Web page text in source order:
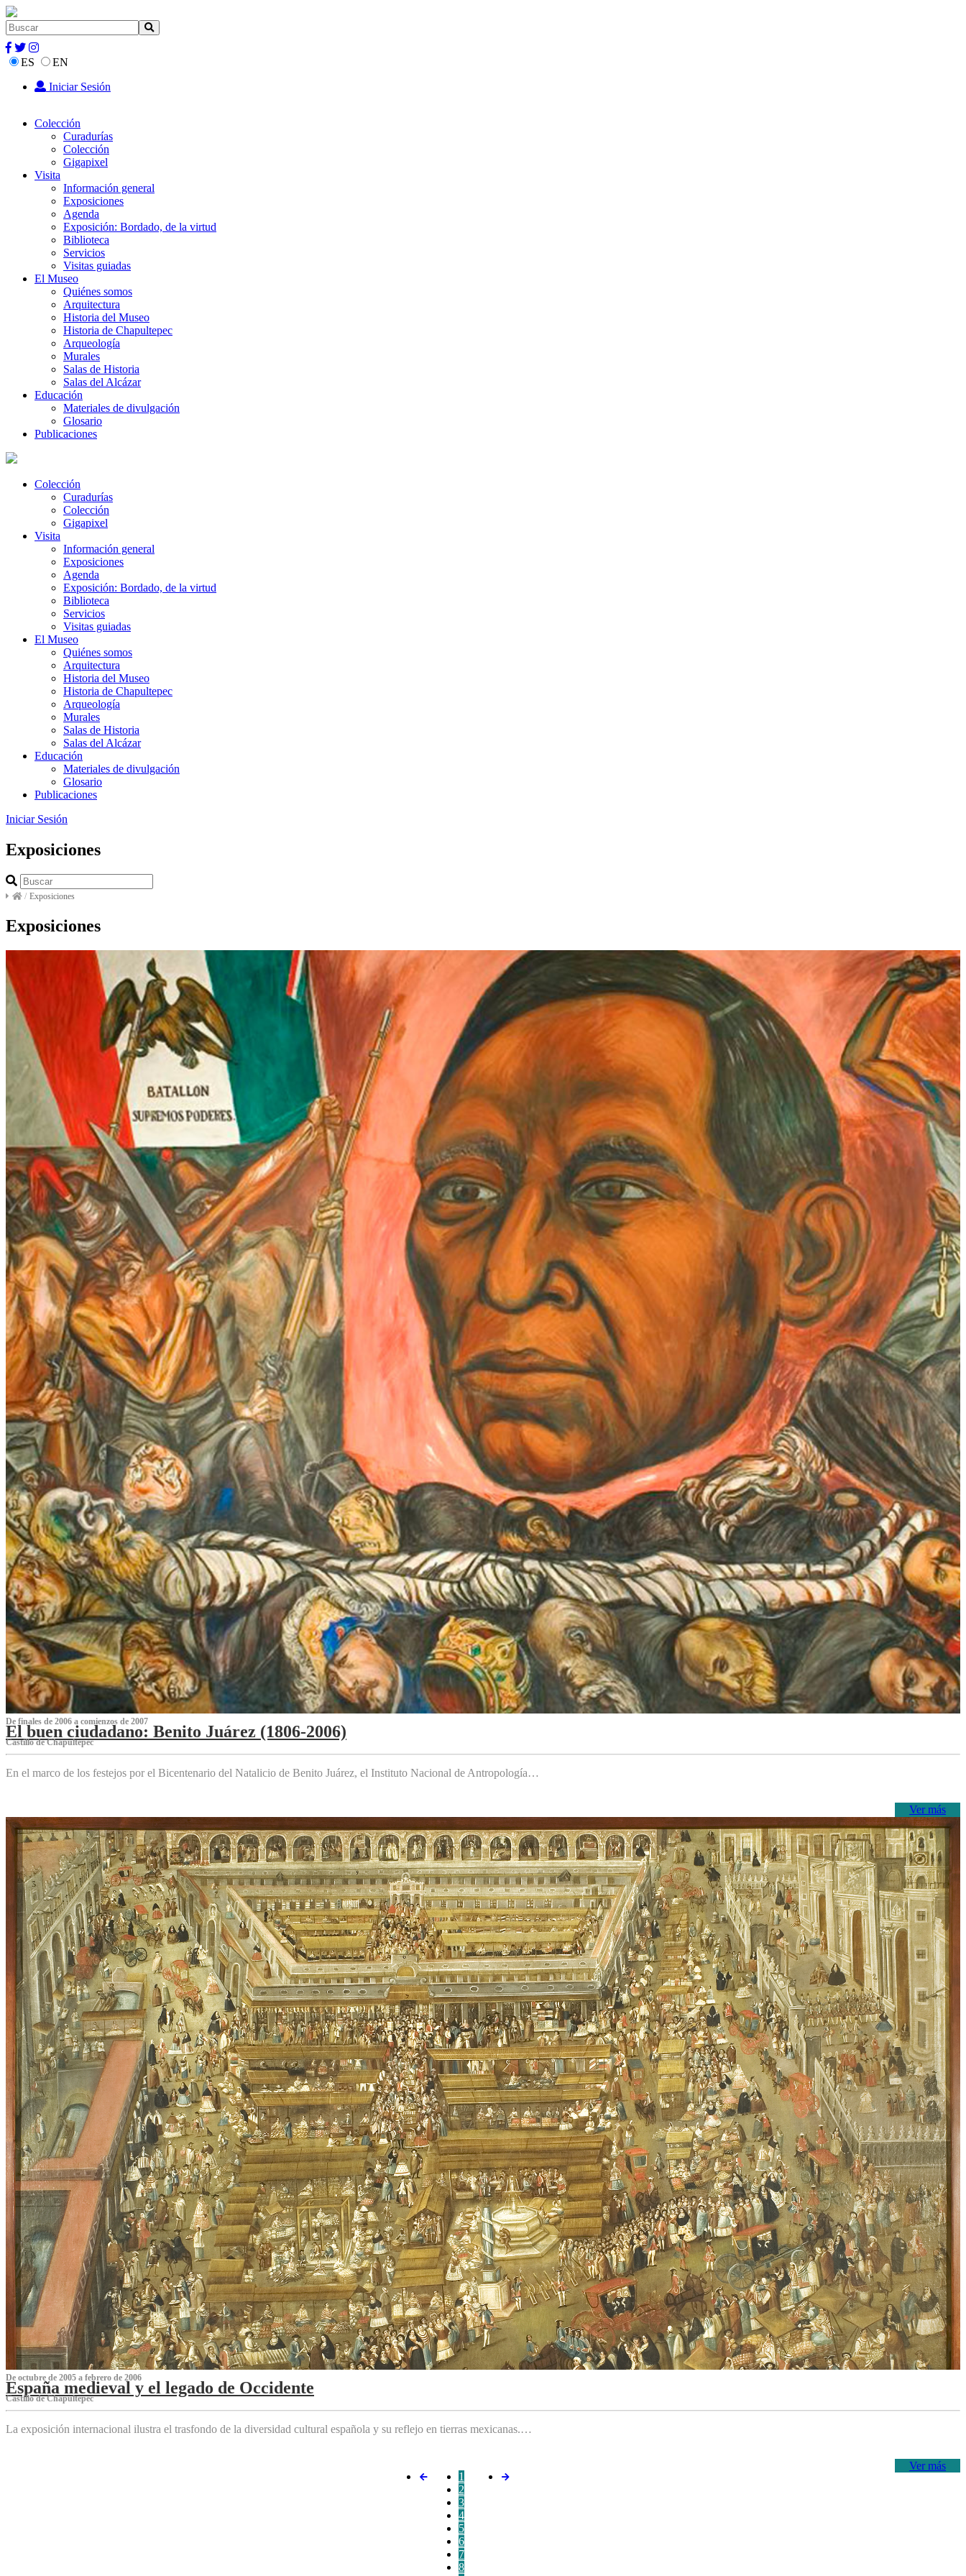
ES
EN
Iniciar Sesión
Colección
Curadurías
Colección
Gigapixel
Visita
Información general
Exposiciones
Agenda
Exposición: Bordado, de la virtud
Biblioteca
Servicios
Visitas guiadas
El Museo
Quiénes somos
Arquitectura
Historia del Museo
Historia de Chapultepec
Arqueología
Murales
Salas de Historia
Salas del Alcázar
Educación
Materiales de divulgación
Glosario
Publicaciones
Colección
Curadurías
Colección
Gigapixel
Visita
Información general
Exposiciones
Agenda
Exposición: Bordado, de la virtud
Biblioteca
Servicios
Visitas guiadas
El Museo
Quiénes somos
Arquitectura
Historia del Museo
Historia de Chapultepec
Arqueología
Murales
Salas de Historia
Salas del Alcázar
Educación
Materiales de divulgación
Glosario
Publicaciones
Iniciar Sesión
Exposiciones
/ Exposiciones
Exposiciones
De finales de 2006 a comienzos de 2007
El buen ciudadano: Benito Juárez (1806-2006)
Castillo de Chapultepec
En el marco de los festejos por el Bicentenario del Natalicio de Benito Juárez, el Instituto Nacional de Antropología…
Ver más
De octubre de 2005 a febrero de 2006
España medieval y el legado de Occidente
Castillo de Chapultepec
La exposición internacional ilustra el trasfondo de la diversidad cultural española y su reflejo en tierras mexicanas.…
Ver más
1
2
3
4
5
6
7
8